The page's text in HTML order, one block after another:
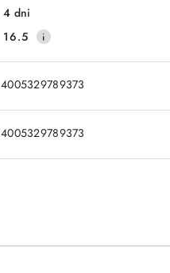
4 dni
16.5
4005329789373
4005329789373